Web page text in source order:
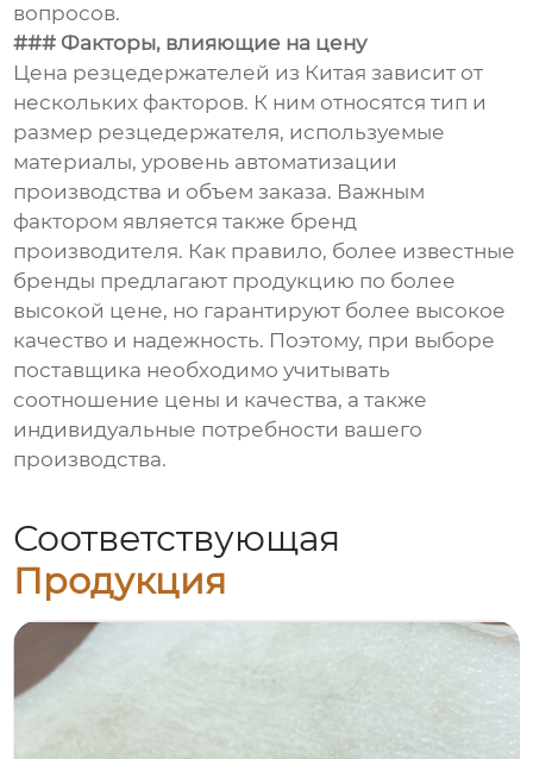
вопросов.
### Факторы, влияющие на цену
Цена резцедержателей из Китая зависит от
нескольких факторов. К ним относятся тип и
размер резцедержателя, используемые
материалы, уровень автоматизации
производства и объем заказа. Важным
фактором является также бренд
производителя. Как правило, более известные
бренды предлагают продукцию по более
высокой цене, но гарантируют более высокое
качество и надежность. Поэтому, при выборе
поставщика необходимо учитывать
соотношение цены и качества, а также
индивидуальные потребности вашего
производства.
Соответствующая
Продукция